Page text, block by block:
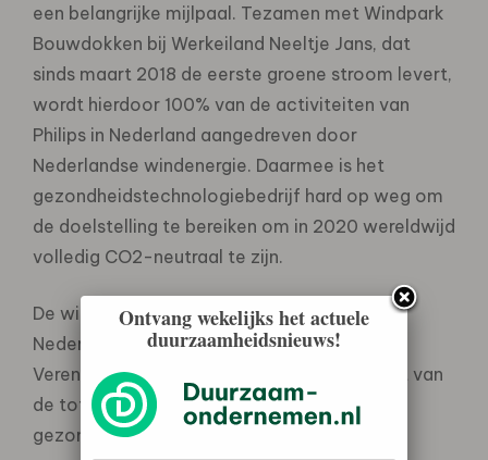
een belangrijke mijlpaal. Tezamen met Windpark
Bouwdokken bij Werkeiland Neeltje Jans, dat
sinds maart 2018 de eerste groene stroom levert,
wordt hierdoor 100% van de activiteiten van
Philips in Nederland aangedreven door
Nederlandse windenergie. Daarmee is het
gezondheidstechnologiebedrijf hard op weg om
de doelstelling te bereiken om in 2020 wereldwijd
volledig CO2-neutraal te zijn.
De windparken Krammer en Bouwdokken in
Nederland en windpark Los Mirasoles in de
Verenigde Staten generen meer dan de helft van
de totale elektriciteitsbehoefte van het
gezondheidstechnologiebedrijf.
Ontvang wekelijks het actuele
duurzaamheidsnieuws!